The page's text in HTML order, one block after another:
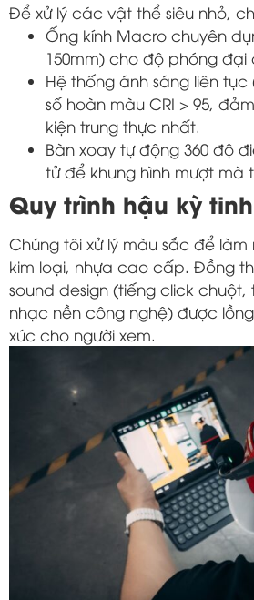
Để xử lý các vật thể siêu nhỏ,
Ống kính Macro chuyên
150mm) cho độ phóng đại
Hệ thống ánh sáng liên tục
số hoàn màu CRI > 95,
kiện trung thực nhất.
Bàn xoay tự động 360 độ
tử để khung hình mượt mà
Quy trình hậu kỳ
Chúng tôi xử lý màu sắc để
kim loại, nhựa cao cấp. Đồng
sound design (tiếng click chuột,
nhạc nền công nghệ) được
xúc cho người xem.